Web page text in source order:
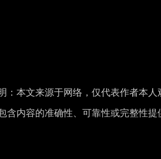
：本文来源于网络，仅代表作者本
含内容的准确性、可靠性或完整性